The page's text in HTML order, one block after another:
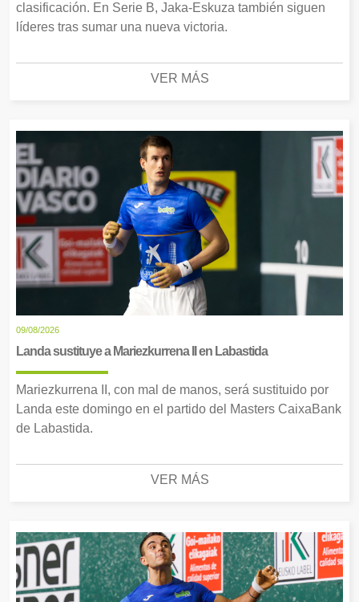
clasificación. En Serie B, Jaka-Eskuza también siguen
líderes tras sumar una nueva victoria.
VER MÁS
09/08/2026
Landa sustituye a Mariezkurrena II en Labastida
Mariezkurrena II, con mal de manos, será sustituido por
Landa este domingo en el partido del Masters CaixaBank
de Labastida.
VER MÁS